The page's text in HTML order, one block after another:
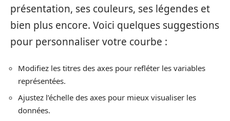
présentation, ses couleurs, ses légendes et
bien plus encore. Voici quelques suggestions
pour personnaliser votre courbe :
Modifiez les titres des axes pour refléter les variables
représentées.
Ajustez l’échelle des axes pour mieux visualiser les
données.